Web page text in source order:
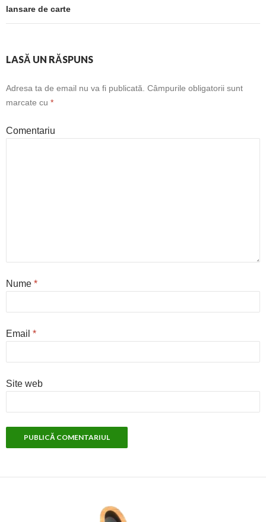
lansare de carte
LASĂ UN RĂSPUNS
Adresa ta de email nu va fi publicată. Câmpurile obligatorii sunt
marcate cu *
Comentariu
Nume *
Email *
Site web